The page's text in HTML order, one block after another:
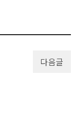
다음글